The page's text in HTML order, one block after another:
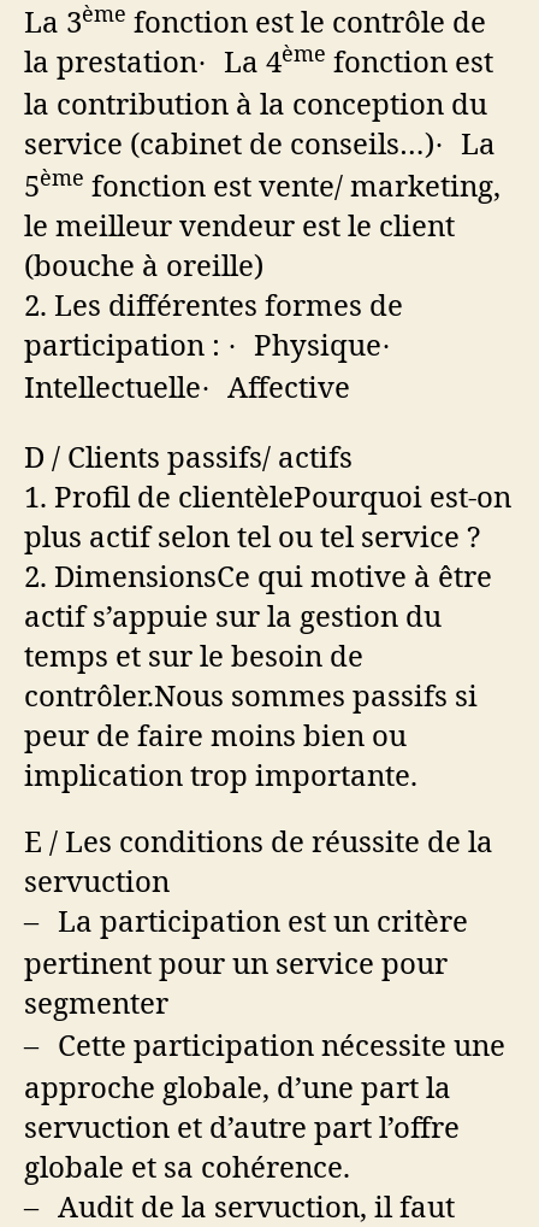
La 3ème fonction est le contrôle de
la prestation· La 4ème fonction est
la contribution à la conception du
service (cabinet de conseils…)·
La
5ème fonction est vente/ marketing,
le meilleur vendeur est le client
(bouche à oreille)
2. Les différentes formes de
participation : · Physique·
Intellectuelle·
Affective
D / Clients passifs/ actifs
1. Profil de clientèlePourquoi est-on
plus actif selon tel ou tel service ?
2. DimensionsCe qui motive à être
actif s’appuie sur la gestion du
temps et sur le besoin de
contrôler.Nous sommes passifs si
peur de faire moins bien ou
implication trop importante.
E / Les conditions de réussite de la
servuction
–
La participation est un critère
pertinent pour un service pour
segmenter
–
Cette participation nécessite une
approche globale, d’une part la
servuction et d’autre part l’offre
globale et sa cohérence.
–
Audit de la servuction, il faut